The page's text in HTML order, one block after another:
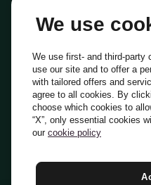
Everli Shoppers
About Us
Everli News
Domande frequenti
Lavora con noi
Diventa Shopper
Investitori
PrivacyCookie
Termini e
Indirizzo PEC: everli@pec.it
We use
We use first- and third-party
use our site and to offer a
with tailored offers and
agree to all cookies. By
choose which cookies to
“X”, only essential cookies
our cookie policy